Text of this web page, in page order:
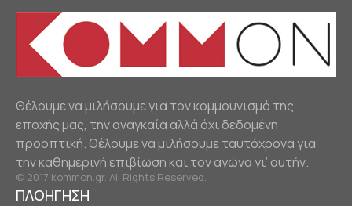
Θέλουμε να μιλήσουμε για τον κομμουνισμό της
εποχής μας, την αναγκαία αλλά όχι δεδομένη
προοπτική. Θέλουμε να μιλήσουμε ταυτόχρονα για
την καθημερινή επιβίωση και τον αγώνα γι’ αυτήν.
© 2017 kommon.gr. All Rights Reserved.
ΠΛΟΗΓΗΣΗ